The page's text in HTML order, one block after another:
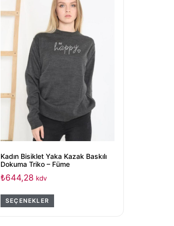
Kadın Bisiklet Yaka Kazak Baskılı
Dokuma Triko – Füme
₺644,28 kdv
SEÇENEKLER